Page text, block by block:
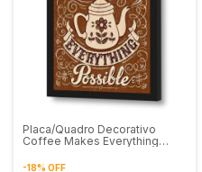
Placa/Quadro Decorativo
Coffee Makes Everything
-18% OFF